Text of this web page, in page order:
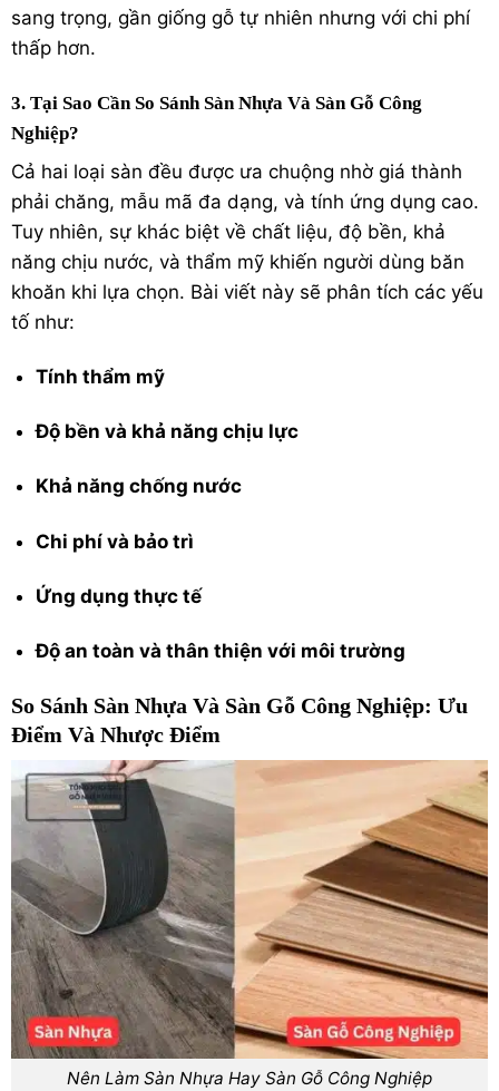
sang trọng, gần giống gỗ tự nhiên nhưng với chi phí
thấp hơn.
3. Tại Sao Cần So Sánh Sàn Nhựa Và Sàn Gỗ Công
Nghiệp?
Cả hai loại sàn đều được ưa chuộng nhờ giá thành
phải chăng, mẫu mã đa dạng, và tính ứng dụng cao.
Tuy nhiên, sự khác biệt về chất liệu, độ bền, khả
năng chịu nước, và thẩm mỹ khiến người dùng băn
khoăn khi lựa chọn. Bài viết này sẽ phân tích các yếu
tố như:
Tính thẩm mỹ
Độ bền và khả năng chịu lực
Khả năng chống nước
Chi phí và bảo trì
Ứng dụng thực tế
Độ an toàn và thân thiện với môi trường
So Sánh Sàn Nhựa Và Sàn Gỗ Công Nghiệp: Ưu
Điểm Và Nhược Điểm
Nên Làm Sàn Nhựa Hay Sàn Gỗ Công Nghiệp